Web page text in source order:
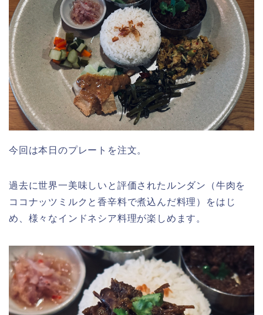
今回は本日のプレートを注文。
過去に世界一美味しいと評価されたルンダン（牛肉を
ココナッツミルクと香辛料で煮込んだ料理）をはじ
め、様々なインドネシア料理が楽しめます。